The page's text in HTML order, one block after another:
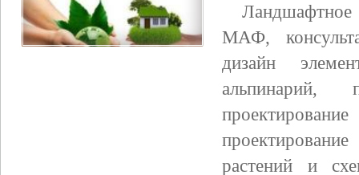
Ландшафтное
МАФ,
дизайн
альпинарий,
растений и